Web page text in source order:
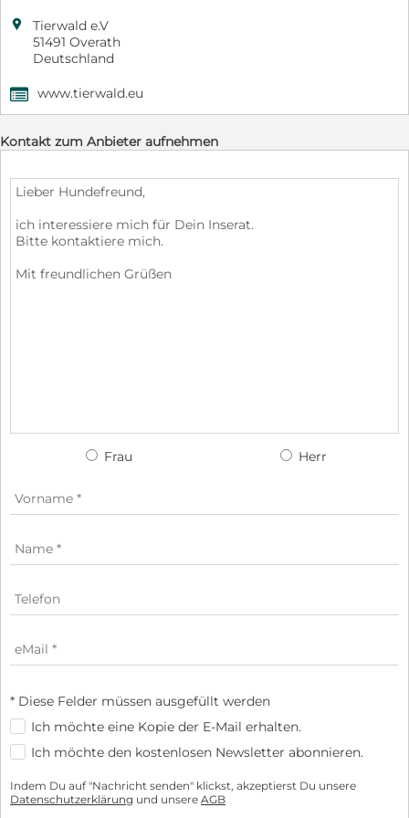

Tierwald e.V
51491 Overath
Deutschland
, www.tierwald.eu
Kontakt zum Anbieter aufnehmen
Frau Herr
* Diese Felder müssen ausgefüllt werden
Ich möchte eine Kopie der E-Mail erhalten.
Ich möchte den kostenlosen Newsletter abonnieren.
Indem Du auf "Nachricht senden" klickst, akzeptierst Du unsere
Datenschutzerklärung und unsere AGB